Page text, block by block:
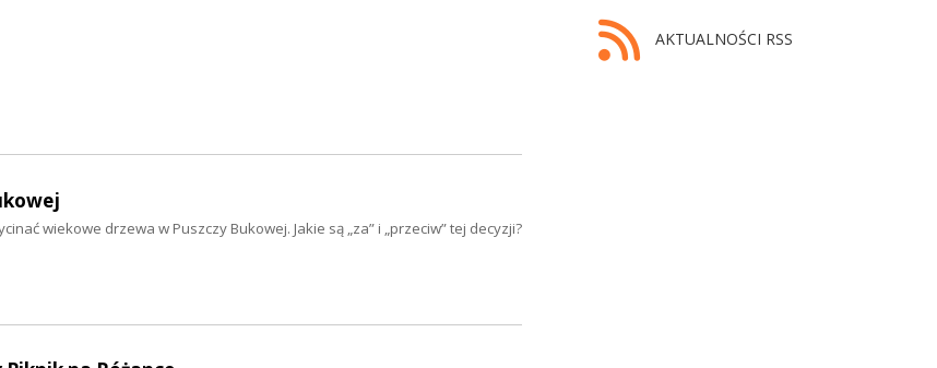
AKTUALNOŚCI RSS
wiekowe drzewa w Puszczy Bukowej. Jakie są „za” i „przeciw” tej decyzji?